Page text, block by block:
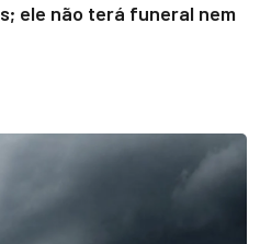
ele não terá funeral nem